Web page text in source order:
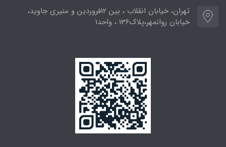
تهران، خیابان انقلاب ، بین 12فروردین و منیری جاوید،
خیابان روانمهر،پلاک136 ، واحد1